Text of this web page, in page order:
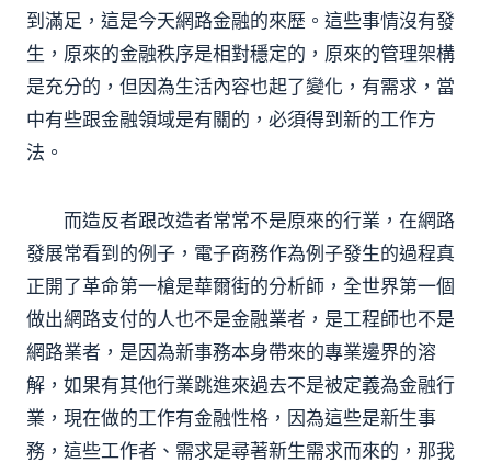
到滿足，這是今天網路金融的來歷。這些事情沒有發
生，原來的金融秩序是相對穩定的，原來的管理架構
是充分的，但因為生活內容也起了變化，有需求，當
中有些跟金融領域是有關的，必須得到新的工作方
法。
而造反者跟改造者常常不是原來的行業，在網路
發展常看到的例子，電子商務作為例子發生的過程真
正開了革命第一槍是華爾街的分析師，全世界第一個
做出網路支付的人也不是金融業者，是工程師也不是
網路業者，是因為新事務本身帶來的專業邊界的溶
解，如果有其他行業跳進來過去不是被定義為金融行
業，現在做的工作有金融性格，因為這些是新生事
務，這些工作者、需求是尋著新生需求而來的，那我